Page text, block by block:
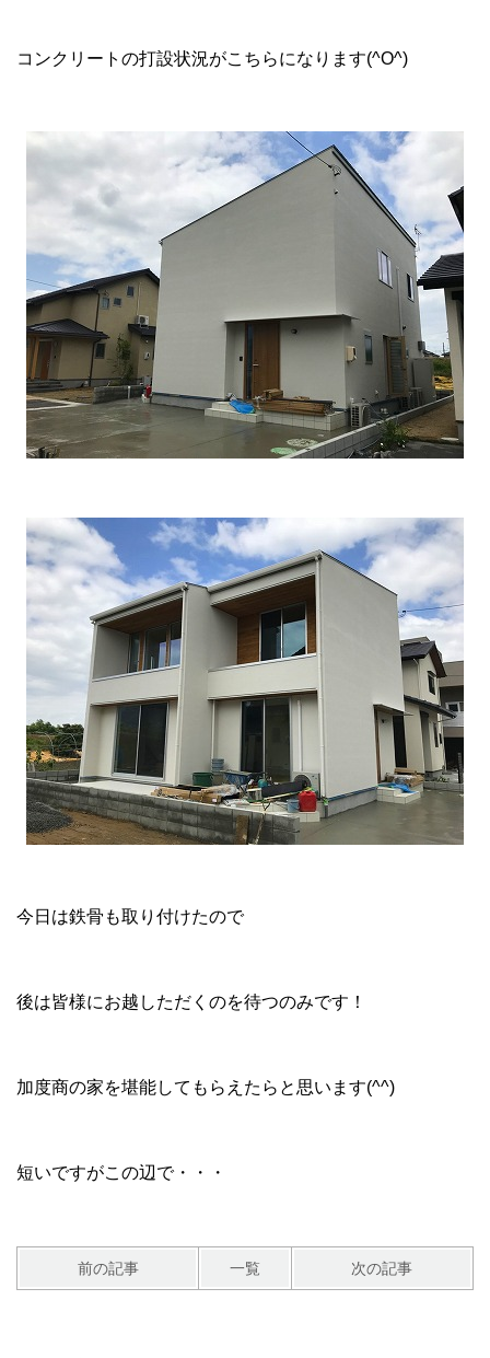
コンクリートの打設状況がこちらになります(^O^)
今日は鉄骨も取り付けたので
後は皆様にお越しただくのを待つのみです！
加度商の家を堪能してもらえたらと思います(^^)
短いですがこの辺で・・・
前の記事 一覧 次の記事